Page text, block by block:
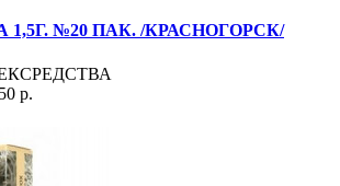
№20 ПАК. /КРАСНОГОРСК/
р.